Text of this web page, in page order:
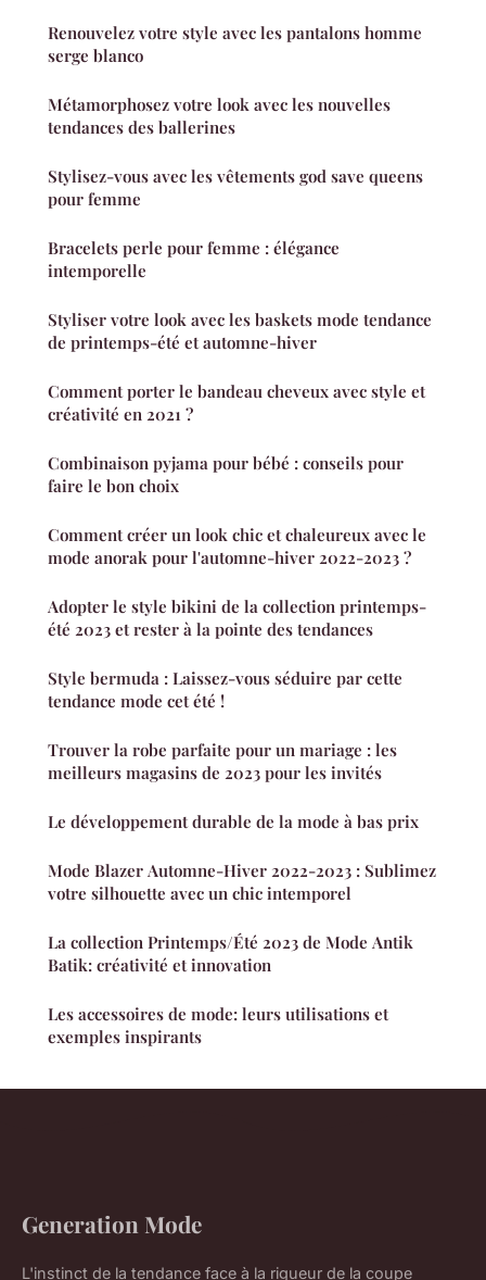
Renouvelez votre style avec les pantalons homme
serge blanco
Métamorphosez votre look avec les nouvelles
tendances des ballerines
Stylisez-vous avec les vêtements god save queens
pour femme
Bracelets perle pour femme : élégance
intemporelle
Styliser votre look avec les baskets mode tendance
de printemps-été et automne-hiver
Comment porter le bandeau cheveux avec style et
créativité en 2021 ?
Combinaison pyjama pour bébé : conseils pour
faire le bon choix
Comment créer un look chic et chaleureux avec le
mode anorak pour l'automne-hiver 2022-2023 ?
Adopter le style bikini de la collection printemps-
été 2023 et rester à la pointe des tendances
Style bermuda : Laissez-vous séduire par cette
tendance mode cet été !
Trouver la robe parfaite pour un mariage : les
meilleurs magasins de 2023 pour les invités
Le développement durable de la mode à bas prix
Mode Blazer Automne-Hiver 2022-2023 : Sublimez
votre silhouette avec un chic intemporel
La collection Printemps/Été 2023 de Mode Antik
Batik: créativité et innovation
Les accessoires de mode: leurs utilisations et
exemples inspirants
Generation Mode
L'instinct de la tendance face à la rigueur de la coupe